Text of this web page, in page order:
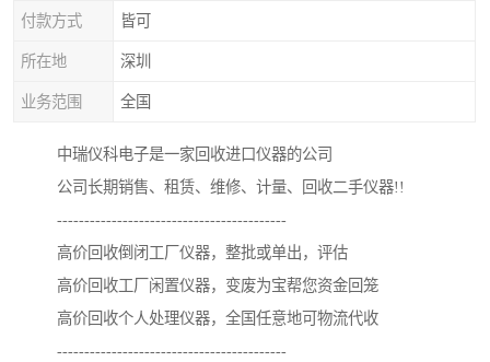
付款方式 皆可
所在地 深圳
业务范围 全国
中瑞仪科电子是一家回收进口仪器的公司
公司长期销售、租赁、维修、计量、回收二手仪器!!
------------------------------------------
高价回收倒闭工厂仪器，整批或单出，评估
高价回收工厂闲置仪器，变废为宝帮您资金回笼
高价回收个人处理仪器，全国任意地可物流代收
------------------------------------------